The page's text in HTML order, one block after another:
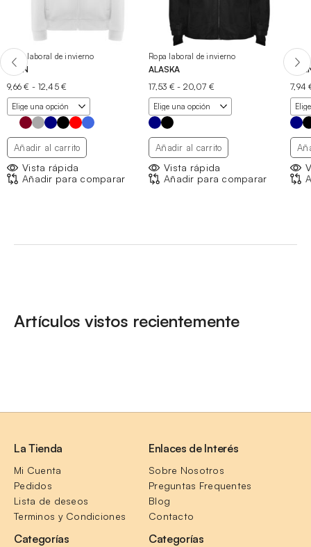
Ropa laboral de invierno
ULAN
9,66€ - 12,45€
de
precios:
desde
9,66 €
hasta
12,45 €
Añadir al carrito
Vista rápida
Añadir para comparar
Ropa laboral de invierno
ALASKA
17,53 € - 20,07 €Rango
de
precios:
desde
hasta
20,07 €
Añadir al carrito
Vista rápida
Añadir para comparar
7,94
Artículos vistos recientemente
La Tienda
Mi Cuenta
Pedidos
Lista de deseos
Terminos y Condiciones
Enlaces de Interés
Sobre Nosotros
Preguntas Frequentes
Blog
Contacto
Categorías Categorías